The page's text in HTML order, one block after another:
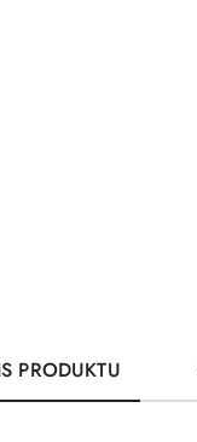
PRODUKTU